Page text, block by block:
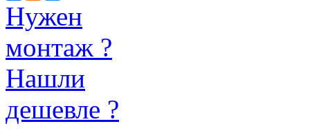
Нужен
монтаж ?
Нашли
дешевле ?